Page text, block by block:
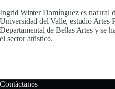
Ingrid Winter Domínguez es natural
Universidad del Valle, estudió Artes
Departamental de Bellas Artes y se
el sector artístico.
Contáctanos